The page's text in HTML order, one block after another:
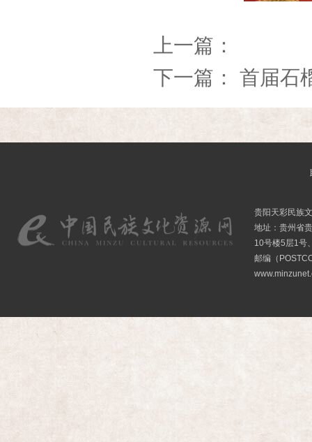
上一篇：
下一篇： 首届石
贵阳天彩民族
地址：贵州省
10号楼5层1号
邮编（